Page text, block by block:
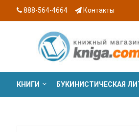
888-564-4664 Контакты
КНИГИ БУКИНИСТИЧЕСКАЯ